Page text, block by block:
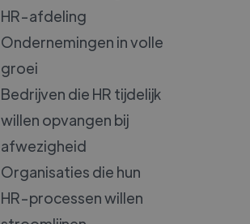
HR-afdeling
Ondernemingen in volle
groei
Bedrijven die HR tijdelijk
willen opvangen bij
afwezigheid
Organisaties die hun
HR-processen willen